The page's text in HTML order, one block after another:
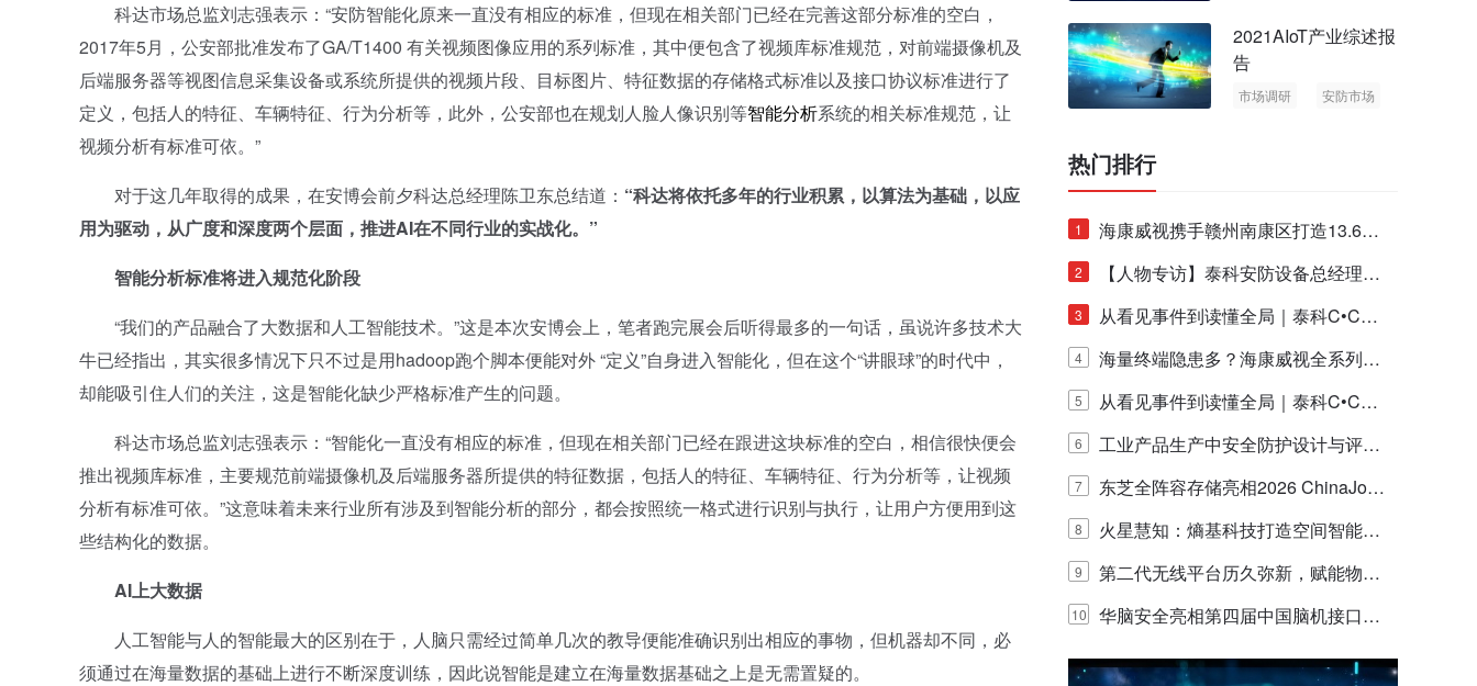
科达市场总监刘志强表示：“安防智能化原来一直没有相应的标准，但现在相关部门已经在完善这部分标准的空白，
2017年5月，公安部批准发布了GA/T1400 有关视频图像应用的系列标准，其中便包含了视频库标准规范，对前端摄像机及
后端服务器等视图信息采集设备或系统所提供的视频片段、目标图片、特征数据的存储格式标准以及接口协议标准进行了
定义，包括人的特征、车辆特征、行为分析等，此外，公安部也在规划人脸人像识别等智能分析系统的相关标准规范，让
视频分析有标准可依。”
对于这几年取得的成果，在安博会前夕科达总经理陈卫东总结道： “科达将依托多年的行业积累，以算法为基础，以应
用为驱动，从广度和深度两个层面，推进AI在不同行业的实战化。 ”
智能分析标准将进入规范化阶段
“我们的产品融合了大数据和人工智能技术。”这是本次安博会上，笔者跑完展会后听得最多的一句话，虽说许多技术大
牛已经指出，其实很多情况下只不过是用hadoop跑个脚本便能对外 “定义”自身进入智能化，但在这个“讲眼球”的时代中，
却能吸引住人们的关注，这是智能化缺少严格标准产生的问题。
科达市场总监刘志强表示：“智能化一直没有相应的标准，但现在相关部门已经在跟进这块标准的空白，相信很快便会
推出视频库标准，主要规范前端摄像机及后端服务器所提供的特征数据，包括人的特征、车辆特征、行为分析等，让视频
分析有标准可依。”这意味着未来行业所有涉及到智能分析的部分，都会按照统一格式进行识别与执行，让用户方便用到这
些结构化的数据。
AI上大数据
人工智能与人的智能最大的区别在于，人脑只需经过简单几次的教导便能准确识别出相应的事物，但机器却不同，必
须通过在海量数据的基础上进行不断深度训练，因此说智能是建立在海量数据基础之上是无需置疑的。
2021AIoT产业综述报
告
市场调研
安防市场
热门排行
1
海康威视携手赣州南康区打造13.6公
里绿波网
2
【人物专访】泰科安防设备总经理张
宁解码安防出海新范式
3
从看见事件到读懂全局｜泰科C•CUR
E IQ 3.20开启安防运营智能新时代
4
海量终端隐患多？海康威视全系列物
联安全产品，四层守护更放心！
5
从看见事件到读懂全局｜泰科C•CUR
E IQ 3.20开启安防运营智能新时代
6
工业产品生产中安全防护设计与评估
的实践与探讨
7
东芝全阵容存储亮相2026 ChinaJo
y，以海量数据底座赋能“与AI同游”新
体验
8
火星慧知：熵基科技打造空间智能时
代的认知中枢
9
第二代无线平台历久弥新，赋能物联
网创新迭代
10
华脑安全亮相第四届中国脑机接口大
赛 工业安全脑机接口技术赢行业顶级